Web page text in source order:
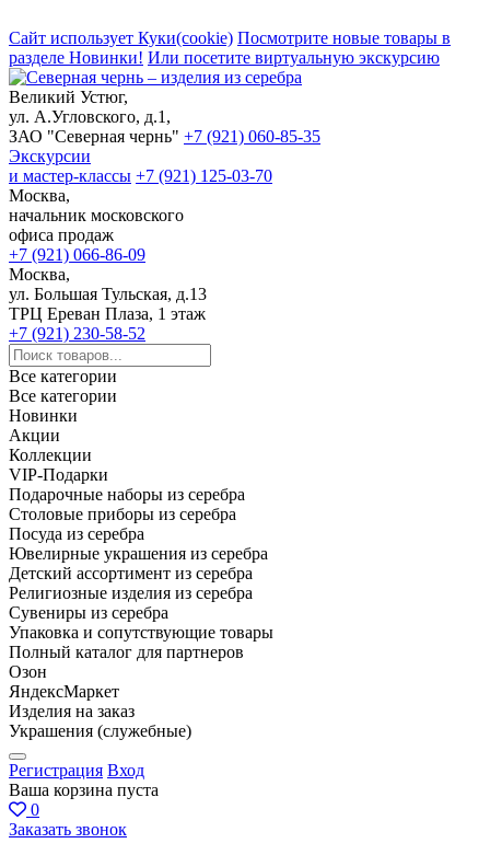
Сайт использует Куки(cookie) Посмотрите новые товары в
разделе Новинки! Или посетите виртуальную экскурсию
Великий Устюг,
ул. А.Угловского, д.1,
ЗАО "Северная чернь" +7 (921) 060-85-35
Экскурсии
и мастер-классы +7 (921) 125-03-70
Москва,
начальник московского
офиса продаж
+7 (921) 066-86-09
Москва,
ул. Большая Тульская, д.13
ТРЦ Ереван Плаза, 1 этаж
+7 (921) 230-58-52
Все категории
Все категории
Новинки
Акции
Коллекции
VIP-Подарки
Подарочные наборы из серебра
Столовые приборы из серебра
Посуда из серебра
Ювелирные украшения из серебра
Детский ассортимент из серебра
Религиозные изделия из серебра
Сувениры из серебра
Упаковка и сопутствующие товары
Полный каталог для партнеров
Озон
ЯндексМаркет
Изделия на заказ
Украшения (служебные)
Регистрация Вход
Ваша корзина пуста
0
Заказать звонок